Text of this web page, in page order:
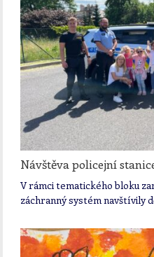
Návštěva policejní
V rámci tematického bloku
záchranný systém navštívily